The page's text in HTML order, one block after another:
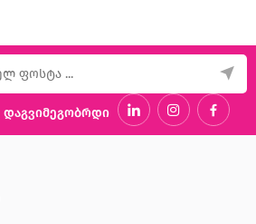
დაგვიმეგობრდი